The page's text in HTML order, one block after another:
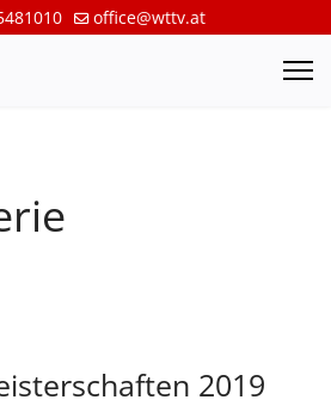
office@wttv.at
2019